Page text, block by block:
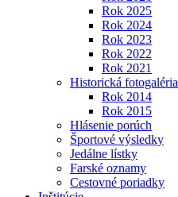
Rok 2025
Rok 2024
Rok 2023
Rok 2022
Rok 2021
Historická fotogaléria
Rok 2014
Rok 2015
Hlásenie porúch
Športové výsledky
Jedálne lístky
Farské oznamy
Cestovné poriadky